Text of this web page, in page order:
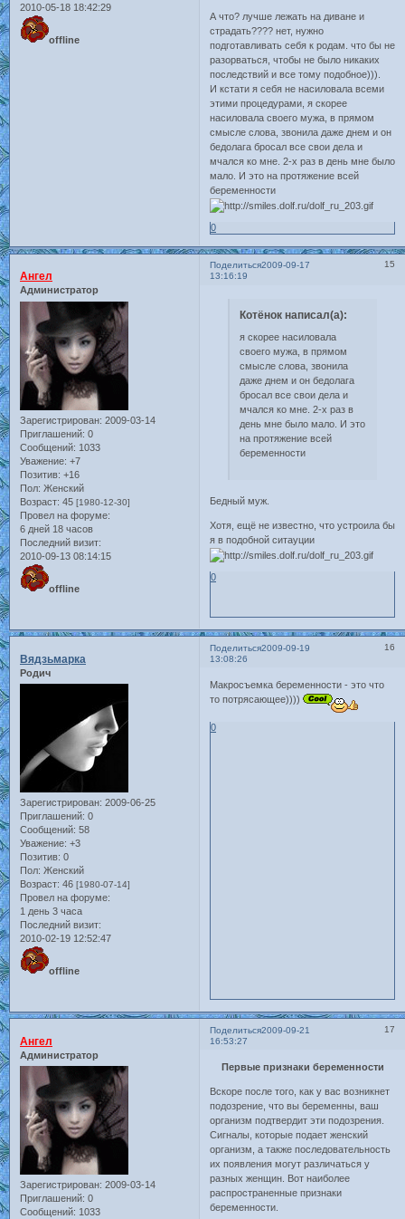
2010-05-18 18:42:29
offline
А что? лучше лежать на диване и
страдать???? нет, нужно
подготавливать себя к родам. что бы не
разорваться, чтобы не было никаких
последствий и все тому подобное))).
И кстати я себя не насиловала всеми
этими процедурами, я скорее
насиловала своего мужа, в прямом
смысле слова, звонила даже днем и он
бедолага бросал все свои дела и
мчался ко мне. 2-х раз в день мне было
мало. И это на протяжение всей
беременности
0
Поделиться 15
2009-09-17
13:16:19
Ангел
Администратор
Зарегистрирован: 2009-03-14
Приглашений: 0
Сообщений: 1033
Уважение: +7
Позитив: +16
Пол: Женский
Возраст: 45 [1980-12-30]
Провел на форуме:
6 дней 18 часов
Последний визит:
2010-09-13 08:14:15
offline
Котёнок написал(а):
я скорее насиловала
своего мужа, в прямом
смысле слова, звонила
даже днем и он бедолага
бросал все свои дела и
мчался ко мне. 2-х раз в
день мне было мало. И это
на протяжение всей
беременности
Бедный муж.
Хотя, ещё не известно, что устроила бы
я в подобной ситауции
0
Поделиться 16
2009-09-19
13:08:26
Вядзьмарка
Родич
Зарегистрирован: 2009-06-25
Приглашений: 0
Сообщений: 58
Уважение: +3
Позитив: 0
Пол: Женский
Возраст: 46 [1980-07-14]
Провел на форуме:
1 день 3 часа
Последний визит:
2010-02-19 12:52:47
offline
Макросъемка беременности - это что
то потрясающее))))
0
Поделиться 17
2009-09-21
16:53:27
Ангел
Администратор
Зарегистрирован: 2009-03-14
Приглашений: 0
Сообщений: 1033
Первые признаки беременности
Вскоре после того, как у вас возникнет
подозрение, что вы беременны, ваш
организм подтвердит эти подозрения.
Сигналы, которые подает женский
организм, а также последовательность
их появления могут различаться у
разных женщин. Вот наиболее
распространенные признаки
беременности.